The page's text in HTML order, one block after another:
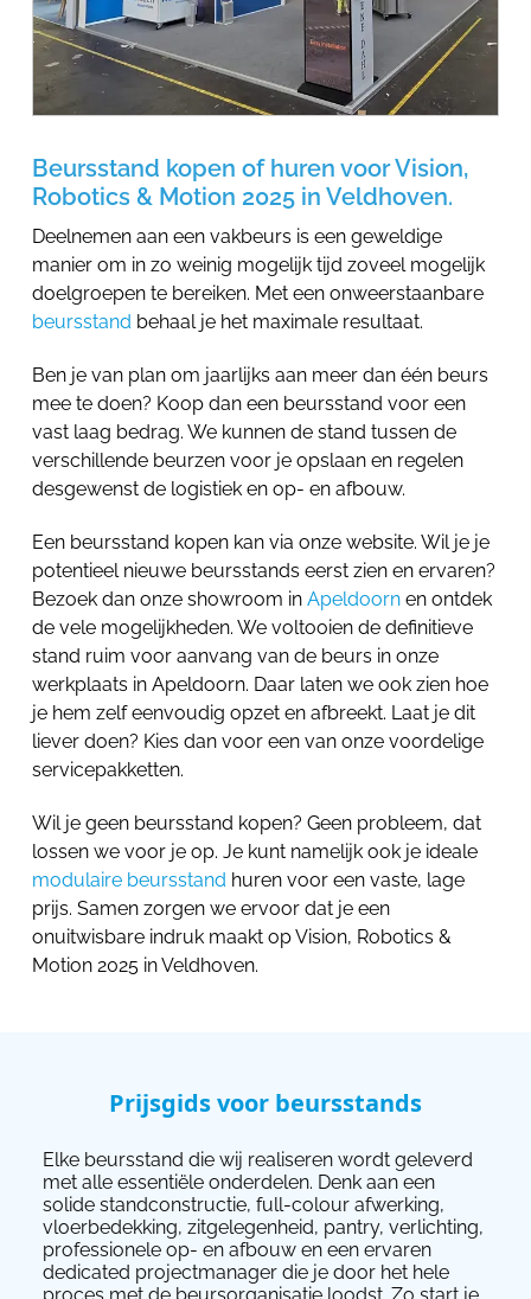
Beursstand kopen of huren voor Vision,
Robotics & Motion 2025 in Veldhoven.
Deelnemen aan een vakbeurs is een geweldige
manier om in zo weinig mogelijk tijd zoveel mogelijk
doelgroepen te bereiken. Met een onweerstaanbare
beursstand behaal je het maximale resultaat.
Ben je van plan om jaarlijks aan meer dan één beurs
mee te doen? Koop dan een beursstand voor een
vast laag bedrag. We kunnen de stand tussen de
verschillende beurzen voor je opslaan en regelen
desgewenst de logistiek en op- en afbouw.
Een beursstand kopen kan via onze website. Wil je je
potentieel nieuwe beursstands eerst zien en ervaren?
Bezoek dan onze showroom in Apeldoorn en ontdek
de vele mogelijkheden. We voltooien de definitieve
stand ruim voor aanvang van de beurs in onze
werkplaats in Apeldoorn. Daar laten we ook zien hoe
je hem zelf eenvoudig opzet en afbreekt. Laat je dit
liever doen? Kies dan voor een van onze voordelige
servicepakketten.
Wil je geen beursstand kopen? Geen probleem, dat
lossen we voor je op. Je kunt namelijk ook je ideale
modulaire beursstand huren voor een vaste, lage
prijs. Samen zorgen we ervoor dat je een
onuitwisbare indruk maakt op Vision, Robotics &
Motion 2025 in Veldhoven.
Prijsgids voor beursstands
Elke beursstand die wij realiseren wordt geleverd
met alle essentiële onderdelen. Denk aan een
solide standconstructie, full-colour afwerking,
vloerbedekking, zitgelegenheid, pantry, verlichting,
professionele op- en afbouw en een ervaren
dedicated projectmanager die je door het hele